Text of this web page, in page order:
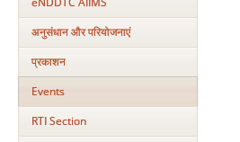
अनुसंधान और परियोजनाएं
प्रकाशन
Events
RTI Section